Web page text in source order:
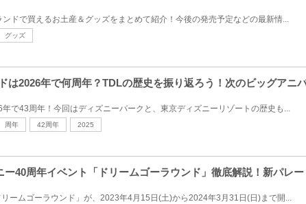
ドで買えるお土産＆グッズをまとめて紹介！今後の発売予定などの最新情...
グッズ
は2026年で何周年？TDLの歴史を振り返ろう！次のビッグアニ
で43周年！今回はディズニーパークと、東京ディズニーリゾートの歴史も...
周年 42周年 2025
ー40周年イベント「ドリームゴーラウンド」徹底解説！新パレー
ームゴーラウンド」が、2023年4月15日(土)から2024年3月31日(日)まで開...